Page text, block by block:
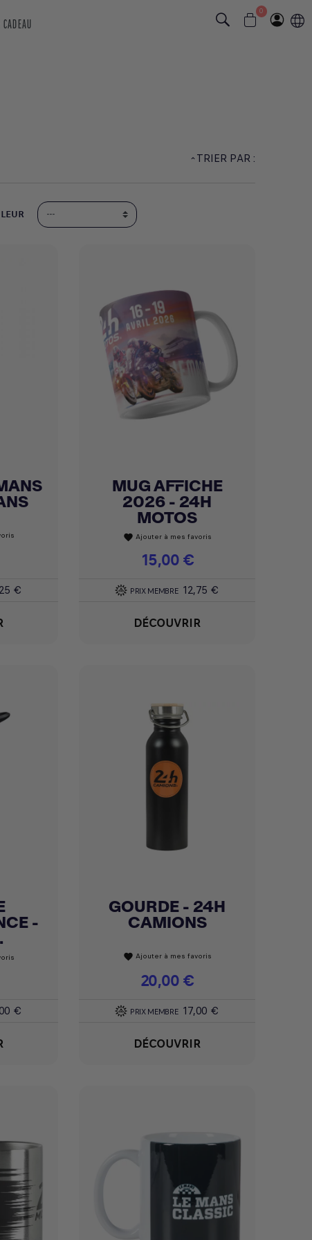
CADEAU
0
TRIER PAR :
€
Achat express
MUG AFFICHE
2026 - 24H
MOTOS
favorite Ajouter à mes favoris
Prix
15,00 €
PRIX MEMBRE 12,75 €
DÉCOUVRIR
-
€
Achat express
GOURDE - 24H
CAMIONS
favorite Ajouter à mes favoris
Prix
20,00 €
PRIX MEMBRE 17,00 €
DÉCOUVRIR